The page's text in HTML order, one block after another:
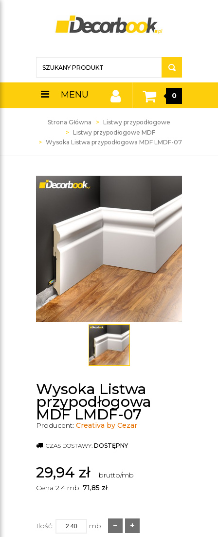
MENU 0
Strona Główna
Listwy przypodłogowe
Listwy przypodłogowe MDF
Wysoka Listwa przypodłogowa MDF LMDF-07
Wysoka Listwa
przypodłogowa
MDF LMDF-07
Producent: Creativa by Cezar
CZAS DOSTAWY: DOSTĘPNY
29,94 zł
brutto/mb
Cena 2.4 mb: 71,85 zł
Ilość: mb